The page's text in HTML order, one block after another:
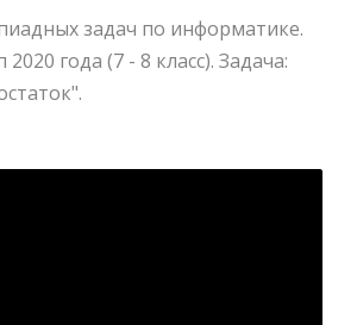
задач по информатике.
года (7 - 8 класс). Задача: